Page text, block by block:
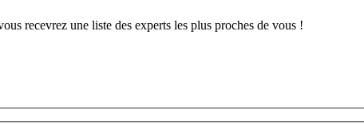
recevrez une liste des experts les plus proches de vous !